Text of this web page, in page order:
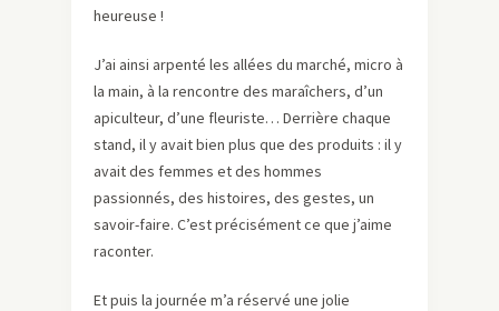
heureuse !
J’ai ainsi arpenté les allées du marché, micro à
la main, à la rencontre des maraîchers, d’un
apiculteur, d’une fleuriste… Derrière chaque
stand, il y avait bien plus que des produits : il y
avait des femmes et des hommes
passionnés, des histoires, des gestes, un
savoir-faire. C’est précisément ce que j’aime
raconter.
Et puis la journée m’a réservé une jolie